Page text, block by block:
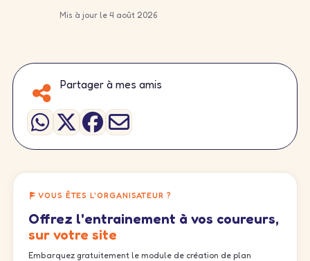
Mis à jour le 4 août 2026
Partager à mes amis
VOUS ÊTES L'ORGANISATEUR ?
Offrez l'entrainement à vos coureurs,
sur votre site
Embarquez gratuitement le module de création de plan